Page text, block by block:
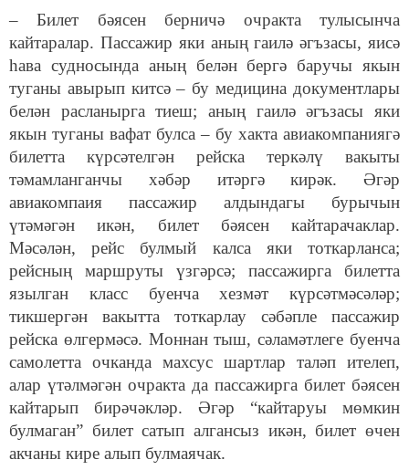
– Билет бәясен берничә очракта тулысынча
кайтаралар. Пассажир яки аның гаилә әгъзасы, яисә
һава судносында аның белән бергә баручы якын
туганы авырып китсә – бу медицина документлары
белән расланырга тиеш; аның гаилә әгъзасы яки
якын туганы вафат булса – бу хакта авиакомпаниягә
билетта күрсәтелгән рейска теркәлү вакыты
тәмамланганчы хәбәр итәргә кирәк. Әгәр
авиакомпаия пассажир алдындагы бурычын
үтәмәгән икән, билет бәясен кайтарачаклар.
Мәсәлән, рейс булмый калса яки тоткарланса;
рейсның маршруты үзгәрсә; пассажирга билетта
язылган класс буенча хезмәт күрсәтмәсәләр;
тикшергән вакытта тоткарлау сәбәпле пассажир
рейска өлгермәсә. Моннан тыш, сәламәтлеге буенча
самолетта очканда махсус шартлар таләп ителеп,
алар үтәлмәгән очракта да пассажирга билет бәясен
кайтарып бирәчәкләр. Әгәр “кайтаруы мөмкин
булмаган” билет сатып алгансыз икән, билет өчен
акчаны кире алып булмаячак.